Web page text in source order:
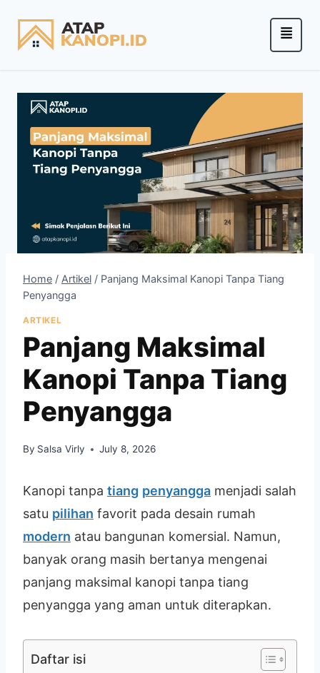
Home / Artikel / Panjang Maksimal Kanopi Tanpa Tiang
Penyangga
ARTIKEL
Panjang Maksimal
Kanopi Tanpa Tiang
Penyangga
By Salsa Virly July 8, 2026
Kanopi tanpa tiang penyangga menjadi salah
satu pilihan favorit pada desain rumah
modern atau bangunan komersial. Namun,
banyak orang masih bertanya mengenai
panjang maksimal kanopi tanpa tiang
penyangga yang aman untuk diterapkan.
Daftar isi